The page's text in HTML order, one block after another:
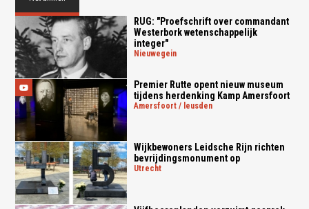
RUG: "Proefschrift over commandant
Westerbork wetenschappelijk
integer"
nieuwegein
Premier Rutte opent nieuw museum
tijdens herdenking Kamp Amersfoort
amersfoort / leusden
Wijkbewoners Leidsche Rijn richten
bevrijdingsmonument op
utrecht